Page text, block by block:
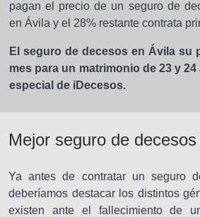
pagan el precio de un seguro de
en Ávila y el 28% restante contrata
El seguro de decesos en Ávila su
mes para un matrimonio de 23 y
especial de iDecesos.
Mejor seguro de
Ya antes de contratar un seguro
deberíamos destacar los distintos
existen ante el fallecimiento de